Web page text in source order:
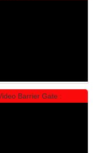
Barrier Gate :